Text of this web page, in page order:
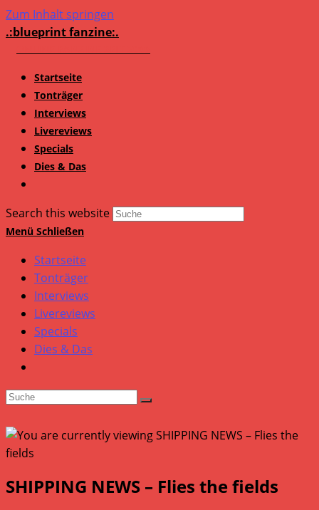
Zum Inhalt springen
.:blueprint fanzine:.
Startseite
Tonträger
Interviews
Livereviews
Specials
Dies & Das
Search this website
Menü Schließen
Startseite
Tonträger
Interviews
Livereviews
Specials
Dies & Das
SHIPPING NEWS – Flies the fields